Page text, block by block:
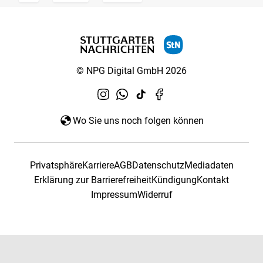
© NPG Digital GmbH 2026
Wo Sie uns noch folgen können
PrivatsphäreKarriereAGBDatenschutzMediadaten
Erklärung zur BarrierefreiheitKündigungKontakt
ImpressumWiderruf